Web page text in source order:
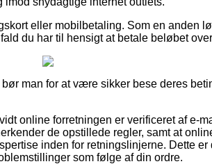
eller mobilbetaling. Som en anden
du har til hensigt at betale beløbet
man for at være sikker bese deres
online forretningen er verificeret af e-
de opstillede regler, samt at
inden for retningslinjerne. Dette er
som følge af din ordre.